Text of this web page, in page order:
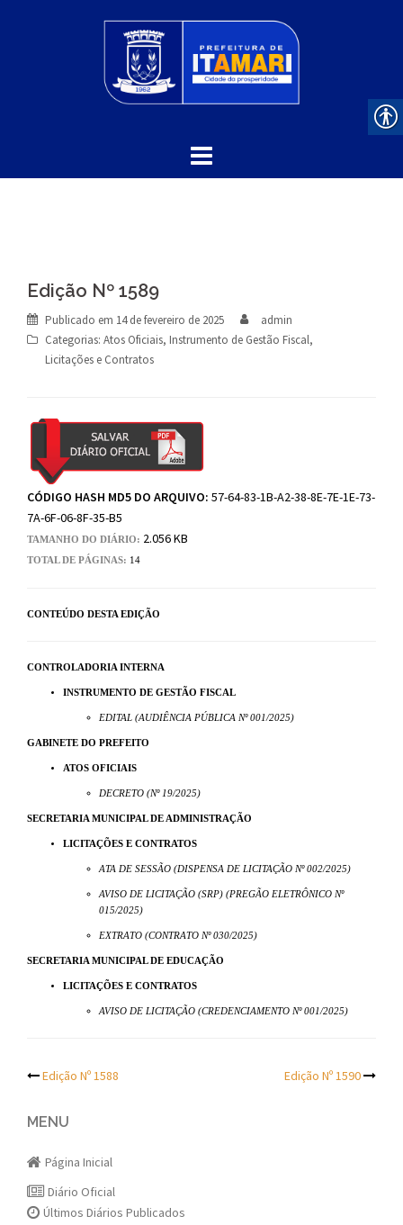
Edição Nº 1589
Publicado em 14 de fevereiro de 2025
admin
Categorias: Atos Oficiais, Instrumento de Gestão Fiscal,
Licitações e Contratos
CÓDIGO HASH MD5 DO ARQUIVO: 57-64-83-1B-A2-38-8E-7E-1E-73-
7A-6F-06-8F-35-B5
TAMANHO DO DIÁRIO: 2.056 KB
TOTAL DE PÁGINAS: 14
CONTEÚDO DESTA EDIÇÃO
CONTROLADORIA INTERNA
INSTRUMENTO DE GESTÃO FISCAL
EDITAL (AUDIÊNCIA PÚBLICA Nº 001/2025)
GABINETE DO PREFEITO
ATOS OFICIAIS
DECRETO (Nº 19/2025)
SECRETARIA MUNICIPAL DE ADMINISTRAÇÃO
LICITAÇÕES E CONTRATOS
ATA DE SESSÃO (DISPENSA DE LICITAÇÃO Nº 002/2025)
AVISO DE LICITAÇÃO (SRP) (PREGÃO ELETRÔNICO Nº
015/2025)
EXTRATO (CONTRATO Nº 030/2025)
SECRETARIA MUNICIPAL DE EDUCAÇÃO
LICITAÇÕES E CONTRATOS
AVISO DE LICITAÇÃO (CREDENCIAMENTO Nº 001/2025)
Post
navigation
Edição Nº 1588 Edição Nº 1590
MENU
Página Inicial
Diário Oficial
Últimos Diários Publicados